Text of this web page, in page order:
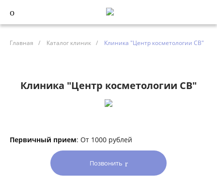
Главная / Каталог клиник / Клиника "Центр косметологии СВ"
Клиника "Центр косметологии СВ"
Первичный прием: От 1000 рублей
Позвонить